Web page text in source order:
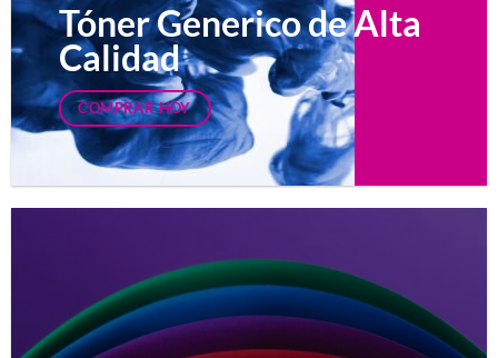
Tóner Generico de Alta
Calidad
COMPRAR HOY